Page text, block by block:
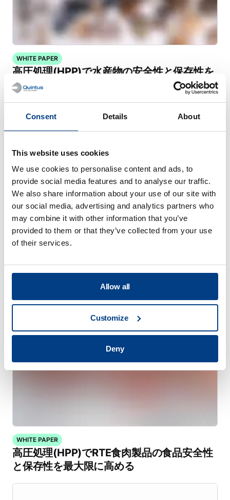
Consent Details About
This website uses cookies
We use cookies to personalise content and ads, to
provide social media features and to analyse our traffic.
We also share information about your use of our site with
our social media, advertising and analytics partners who
may combine it with other information that you’ve
provided to them or that they’ve collected from your use
of their services.
Allow all
Customize
Deny
WHITE PAPER
高圧処理(HPP)で水産物の安全性と保存性を
向上させる
HPPラボシリーズ
WHITE PAPER
高圧処理(HPP)でRTE食肉製品の食品安全性
と保存性を最大限に高める